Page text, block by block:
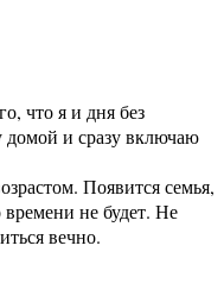
что я и дня без
и сразу включаю
Появится семья,
не будет. Не
вечно.